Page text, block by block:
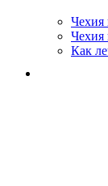
Чехия
Чехия
Как